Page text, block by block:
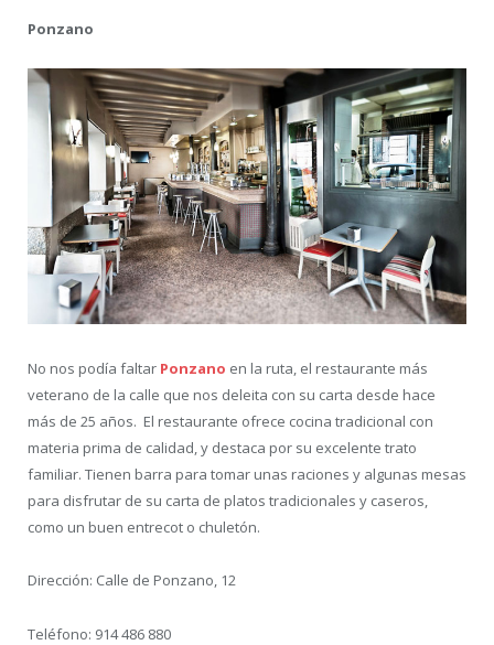
Ponzano
No nos podía faltar Ponzano en la ruta, el restaurante más
veterano de la calle que nos deleita con su carta desde hace
más de 25 años. El restaurante ofrece cocina tradicional con
materia prima de calidad, y destaca por su excelente trato
familiar. Tienen barra para tomar unas raciones y algunas mesas
para disfrutar de su carta de platos tradicionales y caseros,
como un buen entrecot o chuletón.
Dirección: Calle de Ponzano, 12
Teléfono: 914 486 880